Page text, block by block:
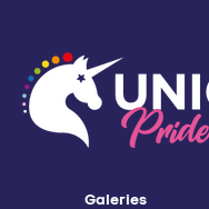
Galeries